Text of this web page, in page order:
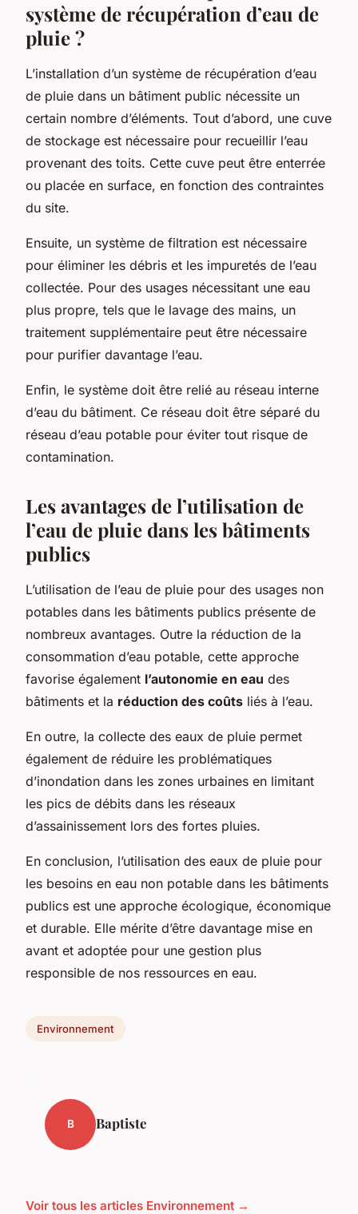
système de récupération d’eau de
pluie ?
L’installation d’un système de récupération d’eau
de pluie dans un bâtiment public nécessite un
certain nombre d’éléments. Tout d’abord, une cuve
de stockage est nécessaire pour recueillir l’eau
provenant des toits. Cette cuve peut être enterrée
ou placée en surface, en fonction des contraintes
du site.
Ensuite, un système de filtration est nécessaire
pour éliminer les débris et les impuretés de l’eau
collectée. Pour des usages nécessitant une eau
plus propre, tels que le lavage des mains, un
traitement supplémentaire peut être nécessaire
pour purifier davantage l’eau.
Enfin, le système doit être relié au réseau interne
d’eau du bâtiment. Ce réseau doit être séparé du
réseau d’eau potable pour éviter tout risque de
contamination.
Les avantages de l’utilisation de
l’eau de pluie dans les bâtiments
publics
L’utilisation de l’eau de pluie pour des usages non
potables dans les bâtiments publics présente de
nombreux avantages. Outre la réduction de la
consommation d’eau potable, cette approche
favorise également l’autonomie en eau des
bâtiments et la réduction des coûts liés à l’eau.
En outre, la collecte des eaux de pluie permet
également de réduire les problématiques
d’inondation dans les zones urbaines en limitant
les pics de débits dans les réseaux
d’assainissement lors des fortes pluies.
En conclusion, l’utilisation des eaux de pluie pour
les besoins en eau non potable dans les bâtiments
publics est une approche écologique, économique
et durable. Elle mérite d’être davantage mise en
avant et adoptée pour une gestion plus
responsible de nos ressources en eau.
Environnement
B Baptiste
Voir tous les articles Environnement →